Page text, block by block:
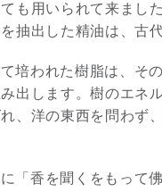
も用いられて来ました
抽出した精油は、古
培われた樹脂は、そ
出します。樹のエネ
、洋の東西を問わず
「香を聞くをもって